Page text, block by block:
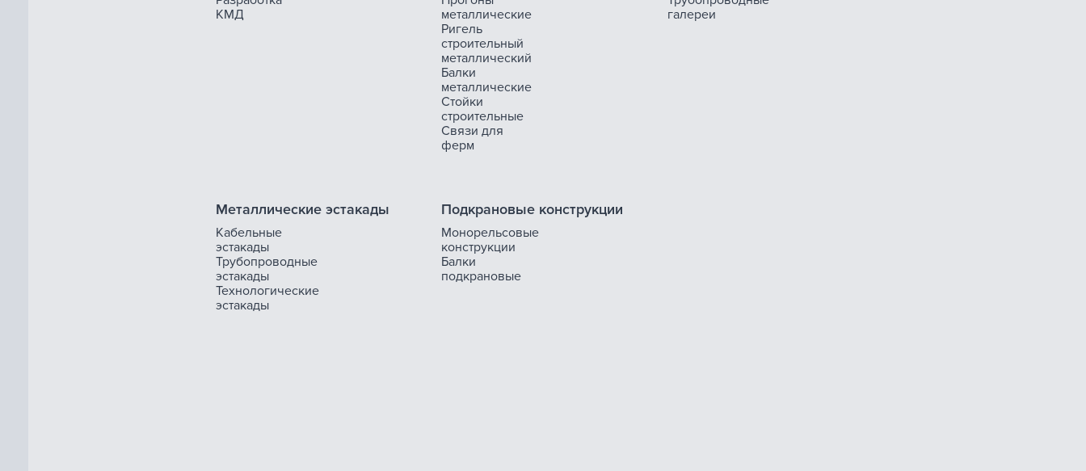
КМД
металлические
Ригель
строительный
металлический
Балки
металлические
Стойки
строительные
Связи для
ферм
галереи
Металлические эстакады
Кабельные
эстакады
Трубопроводные
эстакады
Технологические
эстакады
Подкрановые конструкции
Монорельсовые
конструкции
Балки
подкрановые